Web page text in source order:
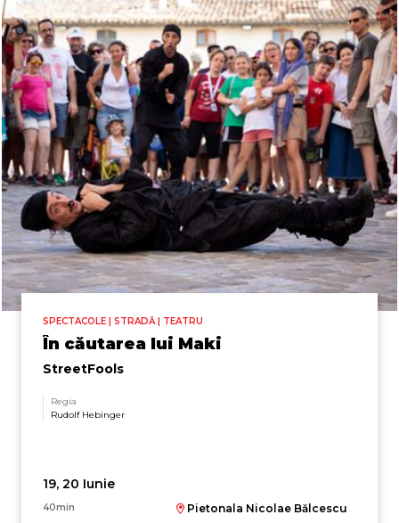
SPECTACOLE | STRADĂ | TEATRU
În căutarea lui Maki
StreetFools
Regia
Rudolf Hebinger
19, 20 Iunie
40min Pietonala Nicolae Bălcescu